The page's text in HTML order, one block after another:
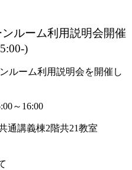
ルーム利用説明会開催
)
ルーム利用説明会を開催し
～16:00
通講義棟2階共21教室